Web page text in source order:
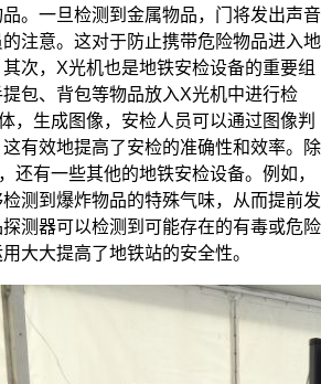
。一旦检测到金属物品，门将发出声音
注意。这对于防止携带危险物品进入地
次，X光机也是地铁安检设备的重要组
包、背包等物品放入X光机中进行检
，生成图像，安检人员可以通过图像判
有效地提高了安检的准确性和效率。除
还有一些其他的地铁安检设备。例如，
测到爆炸物品的特殊气味，从而提前发
测器可以检测到可能存在的有毒或危险
大大提高了地铁站的安全性。